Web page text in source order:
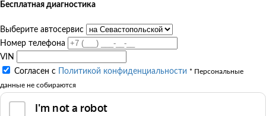
Бесплатная диагностика
Выберите автосервис
Номер телефона
VIN
Согласен с
Политикой конфиденциальности * Персональные
данные не собираются